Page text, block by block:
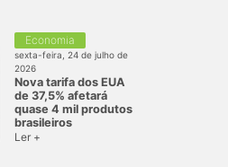
Economia
sexta-feira, 24 de julho de
2026
Nova tarifa dos EUA
de 37,5% afetará
quase 4 mil produtos
brasileiros
Ler +